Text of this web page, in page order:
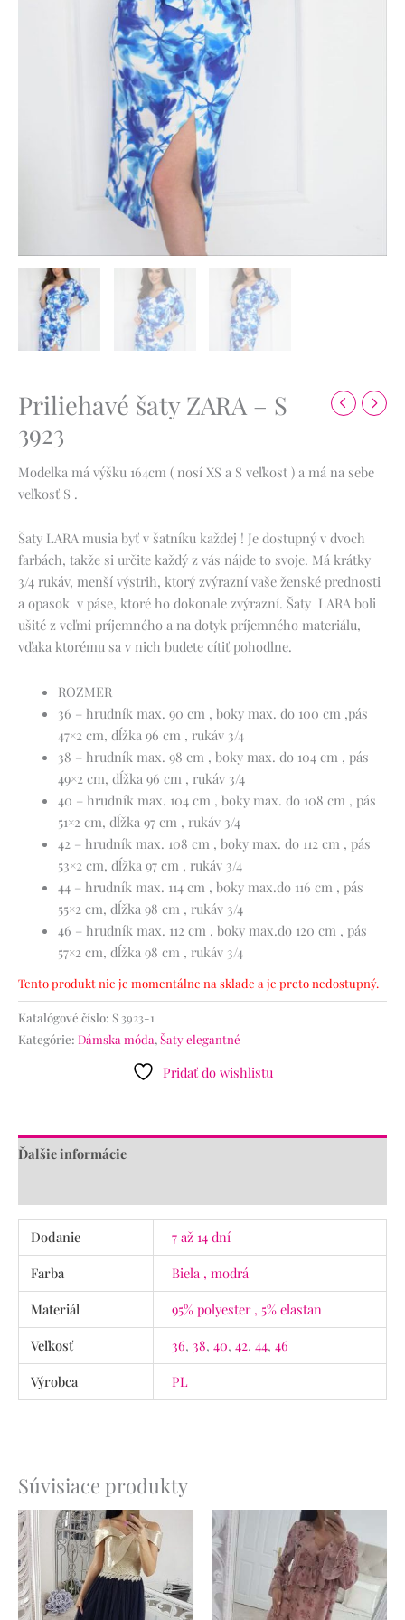
Priliehavé šaty ZARA – S
3923
Modelka má výšku 164cm ( nosí XS a S veľkosť ) a má na sebe
veľkosť S .
Šaty LARA musia byť v šatníku každej ! Je dostupný v dvoch
farbách, takže si určite každý z vás nájde to svoje. Má krátky
3/4 rukáv, menší výstrih, ktorý zvýrazní vaše ženské prednosti
a opasok v páse, ktoré ho dokonale zvýrazní. Šaty LARA boli
ušité z veľmi príjemného a na dotyk príjemného materiálu,
vďaka ktorému sa v nich budete cítiť pohodlne.
ROZMER
36 – hrudník max. 90 cm , boky max. do 100 cm ,pás
47×2 cm, dĺžka 96 cm , rukáv 3/4
38 – hrudník max. 98 cm , boky max. do 104 cm , pás
49×2 cm, dĺžka 96 cm , rukáv 3/4
40 – hrudník max. 104 cm , boky max. do 108 cm , pás
51×2 cm, dĺžka 97 cm , rukáv 3/4
42 – hrudník max. 108 cm , boky max. do 112 cm , pás
53×2 cm, dĺžka 97 cm , rukáv 3/4
44 – hrudník max. 114 cm , boky max.do 116 cm , pás
55×2 cm, dĺžka 98 cm , rukáv 3/4
46 – hrudník max. 112 cm , boky max.do 120 cm , pás
57×2 cm, dĺžka 98 cm , rukáv 3/4
Tento produkt nie je momentálne na sklade a je preto nedostupný.
Katalógové číslo: S 3923-1
Kategórie: Dámska móda,Šaty elegantné
Pridať do wishlistu
Ďalšie informácie
Dodanie
7 až 14 dní
Farba
Biela , modrá
Materiál
95% polyester , 5% elastan
Veľkosť
36, 38, 40, 42, 44, 46
Výrobca
PL
Súvisiace produkty